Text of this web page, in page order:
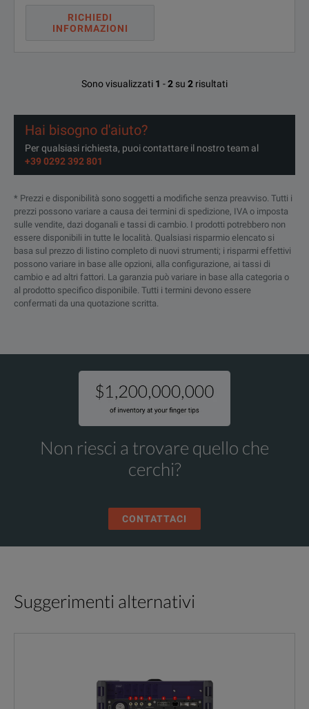
RICHIEDI
INFORMAZIONI
Sono visualizzati 1 -2 su 2 risultati
Hai bisogno d'aiuto?
Per qualsiasi richiesta, puoi contattare il nostro team al
+39 0292 392 801
* Prezzi e disponibilità sono soggetti a modifiche senza preavviso. Tutti i
prezzi possono variare a causa dei termini di spedizione, IVA o imposta
sulle vendite, dazi doganali e tassi di cambio. I prodotti potrebbero non
essere disponibili in tutte le località. Qualsiasi risparmio elencato si
basa sul prezzo di listino completo di nuovi strumenti; i risparmi effettivi
possono variare in base alle opzioni, alla configurazione, ai tassi di
cambio e ad altri fattori. La garanzia può variare in base alla categoria o
al prodotto specifico disponibile. Tutti i termini devono essere
confermati da una quotazione scritta.
Non riesci a trovare quello che
cerchi?
CONTATTACI
Suggerimenti alternativi